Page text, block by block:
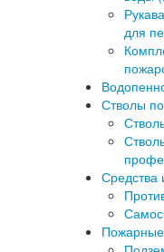
для
Стволы
Средства